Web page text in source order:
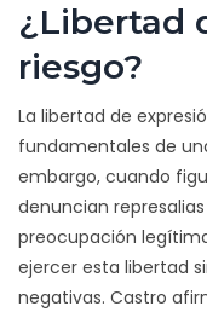
¿Libertad
riesgo?
La libertad de
fundamentales de
embargo, cuando
denuncian
preocupación
ejercer esta libertad
negativas. Castro